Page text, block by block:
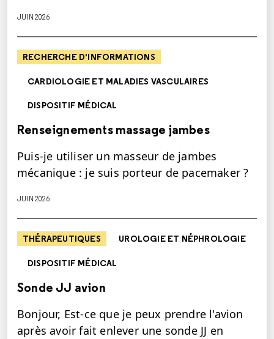
JUIN 2026
RECHERCHE D'INFORMATIONS
CARDIOLOGIE ET MALADIES VASCULAIRES
DISPOSITIF MÉDICAL
Renseignements massage jambes
Puis-je utiliser un masseur de jambes
mécanique : je suis porteur de pacemaker ?
JUIN 2026
THÉRAPEUTIQUES UROLOGIE ET NÉPHROLOGIE
DISPOSITIF MÉDICAL
Sonde JJ avion
Bonjour, Est-ce que je peux prendre l'avion
après avoir fait enlever une sonde JJ en